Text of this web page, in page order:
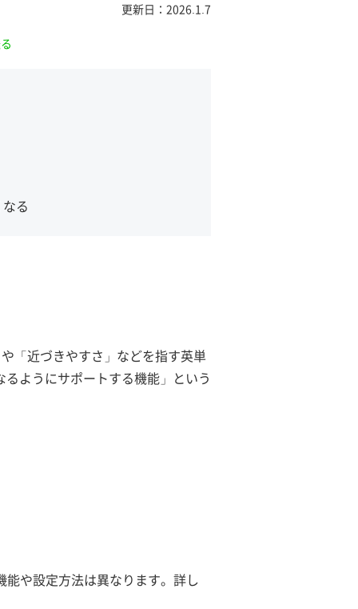
更新日：2026.1.7
る
「近づきやすさ」などを指す英単
ようにサポートする機能」という
や設定方法は異なります。詳し